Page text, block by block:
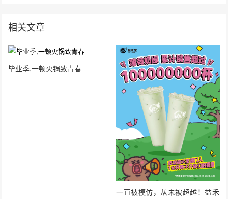
相关文章
毕业季,一顿火锅致青春
一直被模仿，从未被超越！益禾